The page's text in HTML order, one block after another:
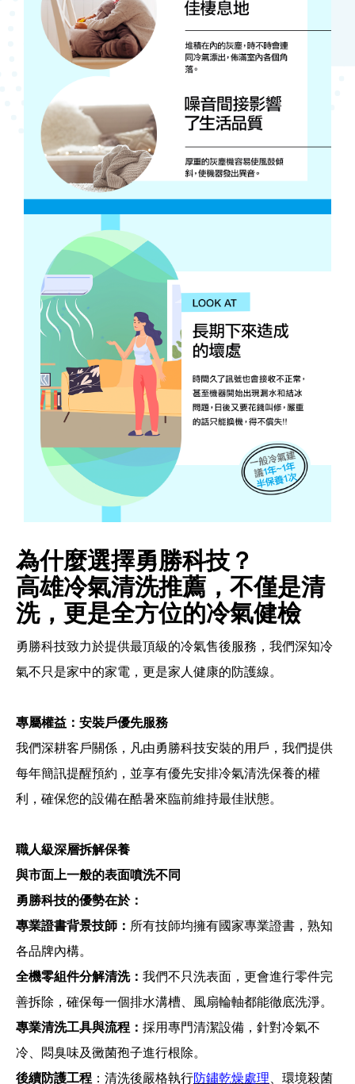
為什麼選擇勇勝科技？
高雄冷氣清洗推薦，不僅是清
洗，更是全方位的冷氣健檢
勇勝科技致力於提供最頂級的冷氣售後服務，我們深知冷
氣不只是家中的家電，更是家人健康的防護線。
專屬權益：安裝戶優先服務
我們深耕客戶關係，凡由勇勝科技安裝的用戶，我們提供
每年簡訊提醒預約，並享有優先安排冷氣清洗保養的權
利，確保您的設備在酷暑來臨前維持最佳狀態。
職人級深層拆解保養
與市面上一般的表面噴洗不同
勇勝科技的優勢在於：
專業證書背景技師： 所有技師均擁有國家專業證書，熟知
各品牌內構。
全機零組件分解清洗： 我們不只洗表面，更會進行零件完
善拆除，確保每一個排水溝槽、風扇輪軸都能徹底洗淨。
專業清洗工具與流程： 採用專門清潔設備，針對冷氣不
冷、悶臭味及黴菌孢子進行根除。
後續防護工程 ：清洗後嚴格執行防鏽乾燥處理 、環境殺菌